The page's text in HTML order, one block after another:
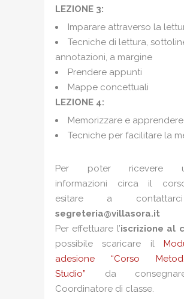
LEZIONE 3:
Imparare attraverso la
Tecniche di lettura,
annotazioni, a margine
Prendere appunti
Mappe concettuali
LEZIONE 4:
Memorizzare e apprendere
Tecniche per facilitare la
Per poter ricevere
informazioni circa il
esitare a
segreteria@villasora.it
Per effettuare l’iscrizione al
possibile scaricare il
adesione “Corso
Studio” da
Coordinatore di classe.